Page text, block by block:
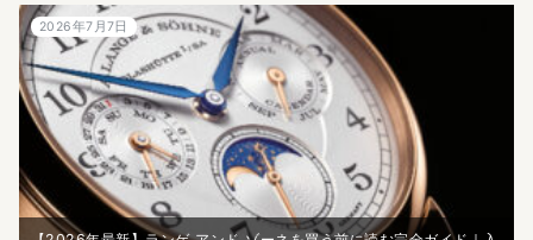
2026年7月7日